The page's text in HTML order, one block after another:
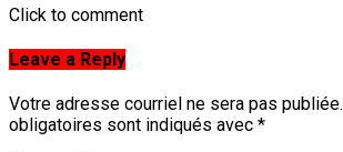
Click to comment
Leave a Reply
Votre adresse courriel ne sera pas publiée.
obligatoires sont indiqués avec *